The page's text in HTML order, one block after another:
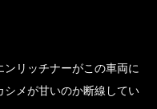
リッチナーがこの車両に
メが甘いのか断線してい